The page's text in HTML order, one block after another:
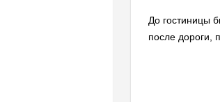
До гостиницы
после дороги,